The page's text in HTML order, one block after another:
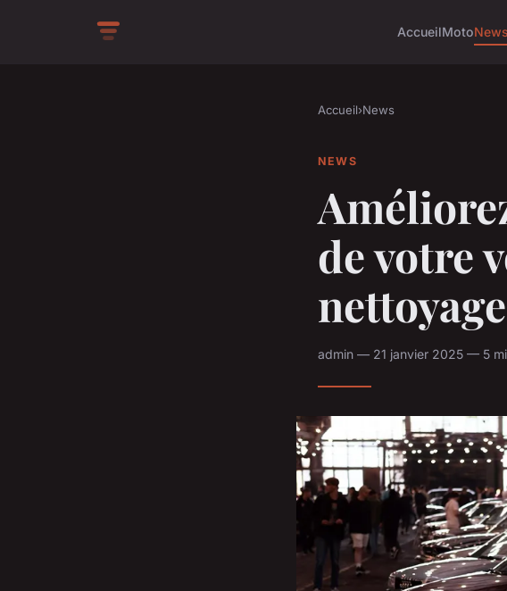
AccueilMotoNews
Accueil›News
NEWS
de votre
admin — 21 janvier 2025 — 5